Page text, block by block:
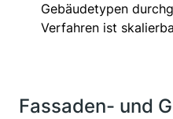
Gebäudetypen
Verfahren ist
Fassaden- und